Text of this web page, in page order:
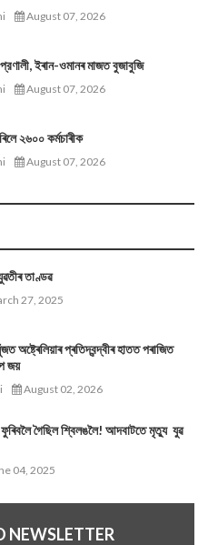
August 07, 2026
ইৰান-ওমানৰ মাজত বুজাবুজি
August 07, 2026
২৬০০ কৰ্মচাৰীক
August 07, 2026
তাণ্ডৱ
27, 2025
অষ্ট্ৰেলিয়াৰ প্ৰতিদ্বন্দ্বীৰ হাতত পৰাজিত
জয়
August 02, 2026
ফুৰিবলৈ গৈছিল শ্বিলঙলৈ! আদবাটতে মৃত্যু যুৱ
04, 2025
NEWSLETTER